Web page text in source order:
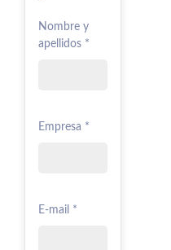
Nombre y
apellidos *
Empresa *
E-mail *